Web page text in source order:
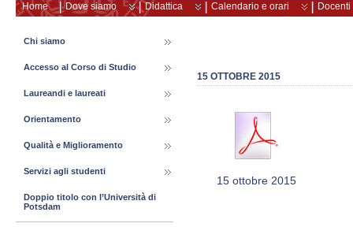
Home Dove siamo Didattica Calendario e orari Docenti
15 OTTOBRE 2015
15 ottobre 2015
Chi siamo
Accesso al Corso di Studio
Laureandi e laureati
Orientamento
Qualità e Miglioramento
Servizi agli studenti
Doppio titolo con l’Università di
Potsdam